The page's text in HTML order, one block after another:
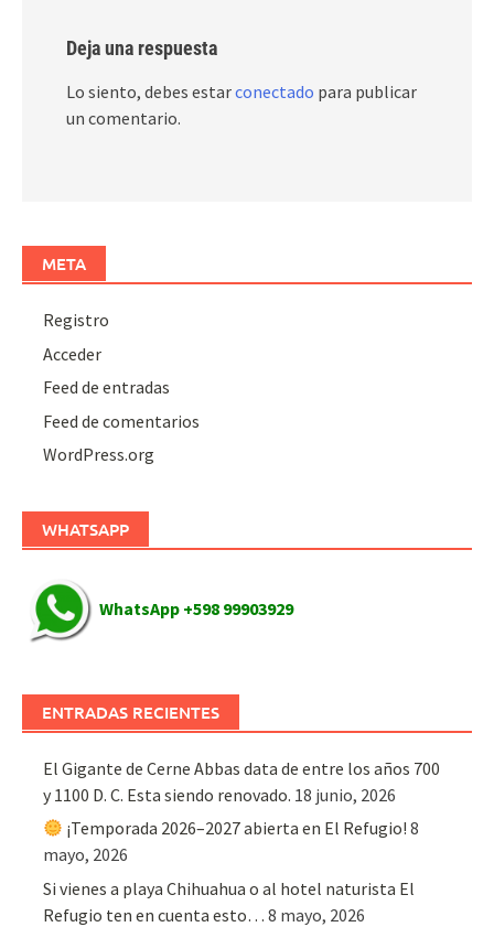
Deja una respuesta
Lo siento, debes estarconectado para publicar
un comentario.
META
Registro
Acceder
Feed de entradas
Feed de comentarios
WordPress.org
WHATSAPP
WhatsApp +598 99903929
ENTRADAS RECIENTES
El Gigante de Cerne Abbas data de entre los años 700
y 1100 D. C. Esta siendo renovado. 18 junio, 2026
¡Temporada 2026–2027 abierta en El Refugio! 8
mayo, 2026
Si vienes a playa Chihuahua o al hotel naturista El
Refugio ten en cuenta esto… 8 mayo, 2026